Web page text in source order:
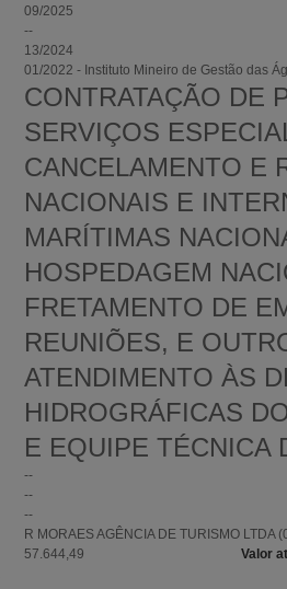
09/2025
--
13/2024
01/2022 - Instituto Mineiro de Gestão das
CONTRATAÇÃO DE
SERVIÇOS
CANCELAMENTO E
NACIONAIS E
MARÍTIMAS
HOSPEDAGEM
FRETAMENTO DE
REUNIÕES, E
ATENDIMENTO ÀS
HIDROGRÁFICAS
E EQUIPE TÉCNICA
--
--
--
R MORAES AGÊNCIA DE TURISMO LTDA
57.644,49 Valor